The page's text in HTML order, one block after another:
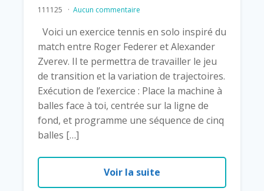
111125 Aucun commentaire
Voici un exercice tennis en solo inspiré du
match entre Roger Federer et Alexander
Zverev. Il te permettra de travailler le jeu
de transition et la variation de trajectoires.
Exécution de l’exercice : Place la machine à
balles face à toi, centrée sur la ligne de
fond, et programme une séquence de cinq
balles […]
Voir la suite